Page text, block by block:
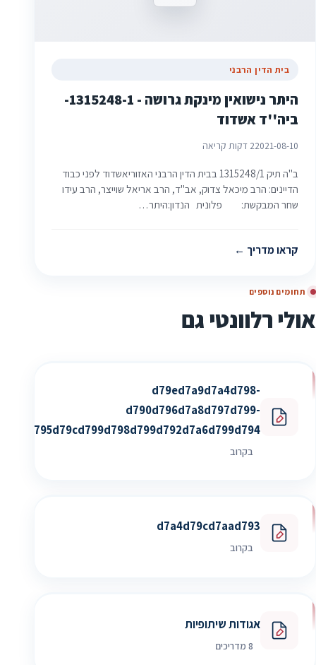
בית הדין הרבני
היתר נישואין מינקת גרושה - 1315248-1-
ביה''ד אשדוד‎‎
2021-08-102 דקות קריאה
ב"ה תיק 1315248/1 בבית הדין הרבני האזוריאשדוד לפני כבוד
הדיינים: הרב מיכאל צדוק, אב"ד, הרב אריאל שוייצר, הרב עידו
שחר המבקשת: פלונית הנדון:היתר…
קראו מדריך
תחומים נוספים
אולי רלוונטי גם
d79ed7a9d7a4d798-
d790d796d7a8d797d799-
d795d79cd799d798d799d792d7a6d799d794
בקרוב
d7a4d79cd7aad793
בקרוב
אגודות שיתופיות
8 מדריכים